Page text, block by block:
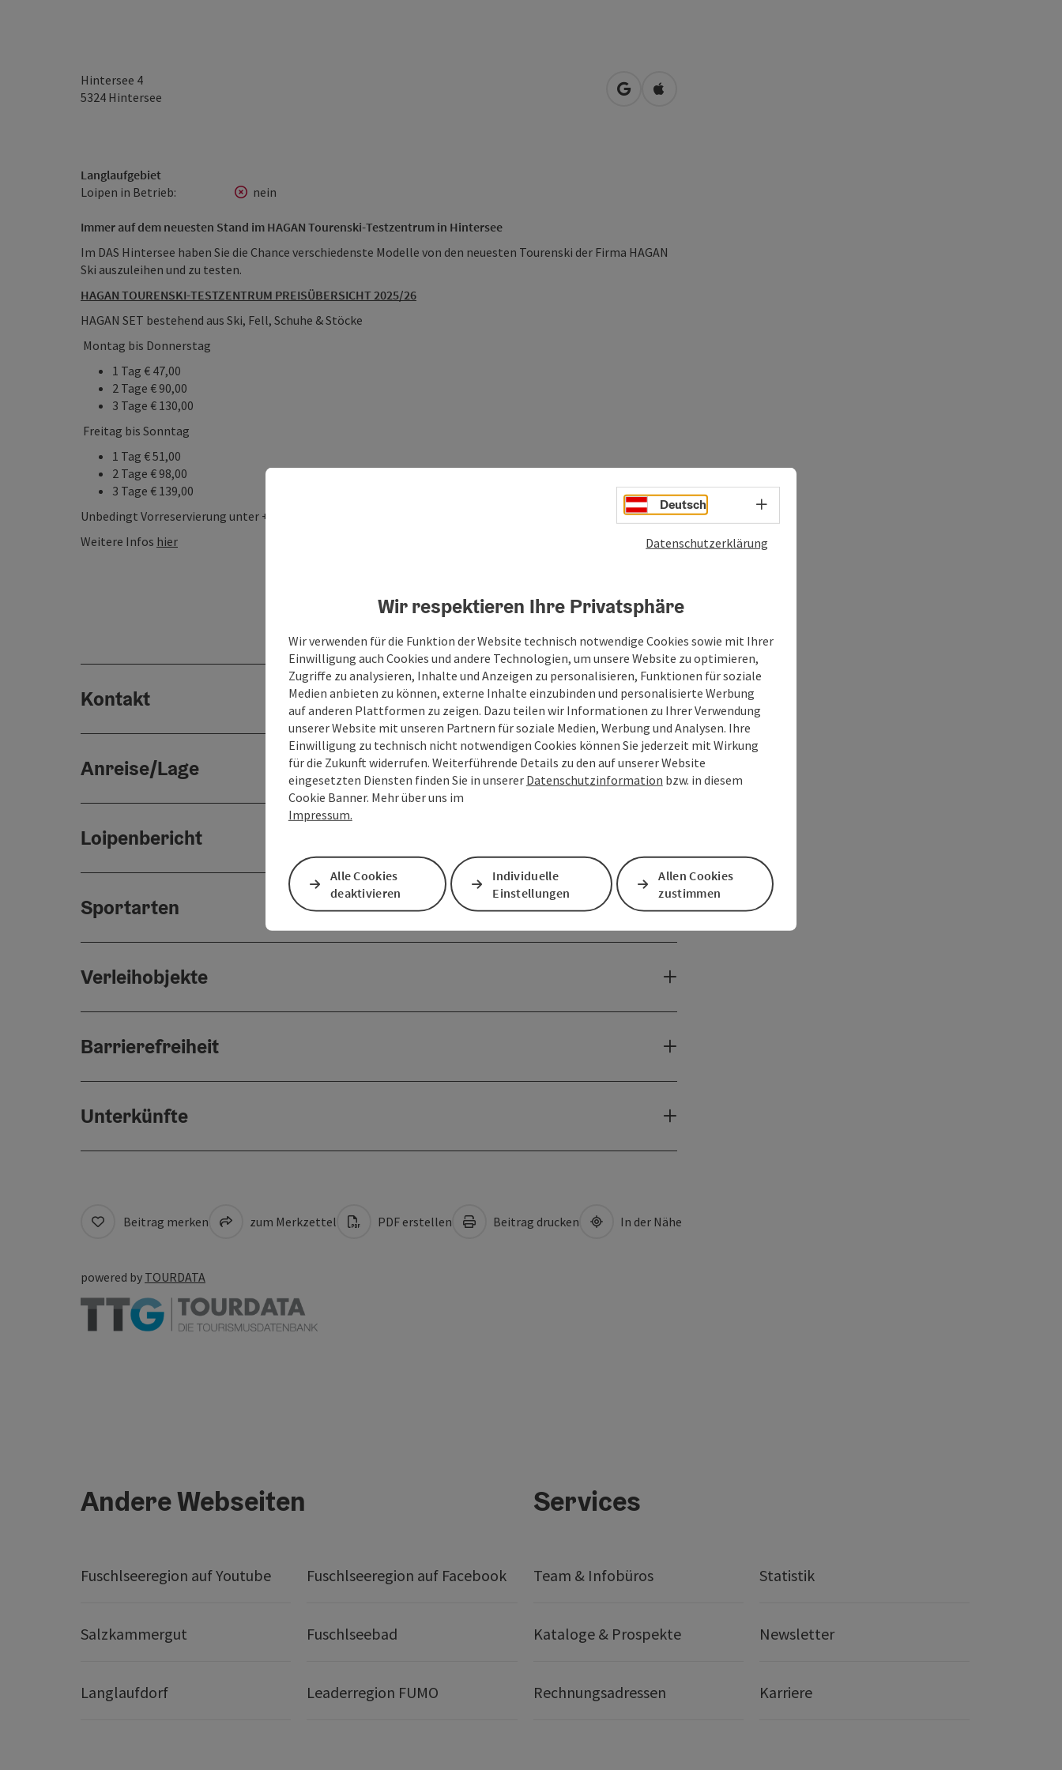
Hintersee 4
5324 Hintersee in Google Maps öffnen
in Apple Maps öffnen
Langlaufgebiet
Loipen in Betrieb:
nein
Immer auf dem neuesten Stand im HAGAN Tourenski-Testzentrum in Hintersee
Im DAS Hintersee haben Sie die Chance verschiedenste Modelle von den neuesten Tourenski der Firma HAGAN
Ski auszuleihen und zu testen.
HAGAN TOURENSKI-TESTZENTRUM PREISÜBERSICHT 2025/26
HAGAN SET bestehend aus Ski, Fell, Schuhe & Stöcke
Montag bis Donnerstag
1 Tag € 47,00
2 Tage € 90,00
3 Tage € 130,00
Freitag bis Sonntag
1 Tag € 51,00
2 Tage € 98,00
3 Tage € 139,00
Unbedingt Vorreservierung unter + 43 6224 8900 oder an verleih@hintersee.at
Weitere Infos hier
Kontakt
Anreise/Lage
Loipenbericht
Sportarten
Verleihobjekte
Barrierefreiheit
Unterkünfte
Beitrag merken zum Merkzettel PDF erstellen Beitrag drucken In der Nähe
powered by TOURDATA
Andere Webseiten
Fuschlseeregion auf Youtube Fuschlseeregion auf Facebook
Salzkammergut Fuschlseebad
Langlaufdorf Leaderregion FUMO
Services
Team & Infobüros Statistik
Kataloge & Prospekte Newsletter
Rechnungsadressen Karriere
Deutsch Sprachwahl - Menü öffnen
Datenschutzerklärung
Wir respektieren Ihre Privatsphäre
Wir verwenden für die Funktion der Website technisch notwendige Cookies sowie mit Ihrer
Einwilligung auch Cookies und andere Technologien, um unsere Website zu optimieren,
Zugriffe zu analysieren, Inhalte und Anzeigen zu personalisieren, Funktionen für soziale
Medien anbieten zu können, externe Inhalte einzubinden und personalisierte Werbung
auf anderen Plattformen zu zeigen. Dazu teilen wir Informationen zu Ihrer Verwendung
unserer Website mit unseren Partnern für soziale Medien, Werbung und Analysen. Ihre
Einwilligung zu technisch nicht notwendigen Cookies können Sie jederzeit mit Wirkung
für die Zukunft widerrufen. Weiterführende Details zu den auf unserer Website
eingesetzten Diensten finden Sie in unserer Datenschutzinformation bzw. in diesem
Cookie Banner. Mehr über uns im
Impressum.
Alle Cookies
deaktivieren
Individuelle
Einstellungen
Allen Cookies
zustimmen